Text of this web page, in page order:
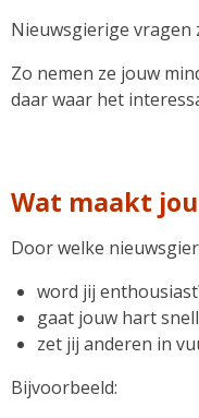
Nieuwsgierige vragen
Zo nemen ze jouw
daar waar het
Wat maakt
Door welke
word jij
gaat jouw hart
zet jij anderen in
Bijvoorbeeld: